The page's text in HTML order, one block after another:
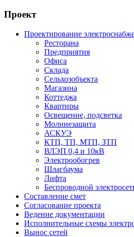
Проект
Проектирование
Ресторана
Предприятия
Офиса
Склада
Сельхозобъекта
Магазина
Коттеджа
Квартиры
Освещение, подсветка
Молниезащита
АСКУЭ
КТП, ТП, МТП, ЗТП
ВЛЭП 0,4 и 10кВ
Электрообогрев
Шлагбаума
Лифта
Беспроводной
Составление смет
Согласование проекта
Ведение документации
Исполнительные схемы
Вынос сетей